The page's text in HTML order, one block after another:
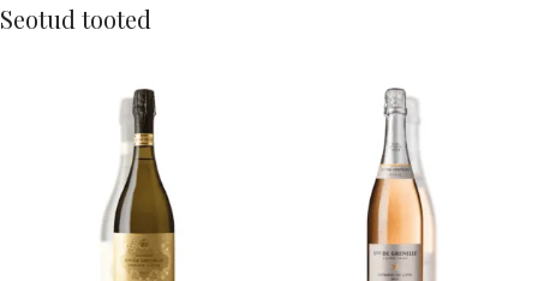
Seotud tooted